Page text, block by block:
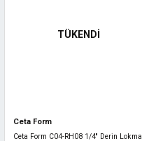
TÜKENDİ
Ceta Form
Ceta Form C04-RH08 1/4'' Derin Lokma